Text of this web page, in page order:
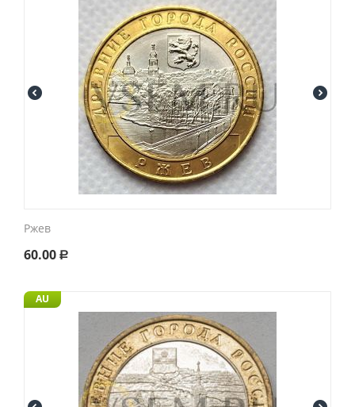
Ржев
60.00 Р
AU